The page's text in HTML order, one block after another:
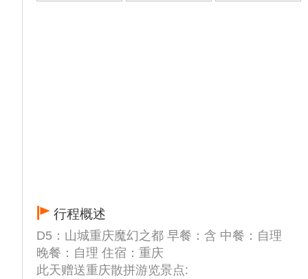
行程概述
D5：山城重庆魔幻之都 早餐：含 中餐：自理
晚餐：自理 住宿：重庆
此天赠送重庆散拼游览景点: